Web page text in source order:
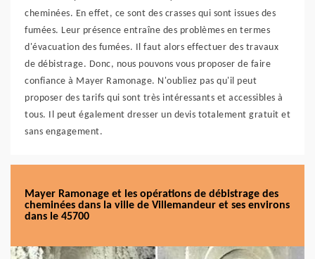
cheminées. En effet, ce sont des crasses qui sont issues des
fumées. Leur présence entraîne des problèmes en termes
d'évacuation des fumées. Il faut alors effectuer des travaux
de débistrage. Donc, nous pouvons vous proposer de faire
confiance à Mayer Ramonage. N'oubliez pas qu'il peut
proposer des tarifs qui sont très intéressants et accessibles à
tous. Il peut également dresser un devis totalement gratuit et
sans engagement.
Mayer Ramonage et les opérations de débistrage des
cheminées dans la ville de Villemandeur et ses environs
dans le 45700